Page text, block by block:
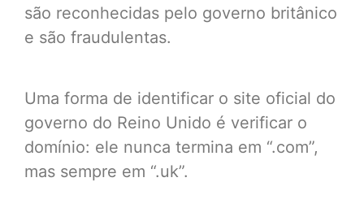
são reconhecidas pelo governo britânico
e são fraudulentas.
Uma forma de identificar o site oficial do
governo do Reino Unido é verificar o
domínio: ele nunca termina em “.com”,
mas sempre em “.uk”.